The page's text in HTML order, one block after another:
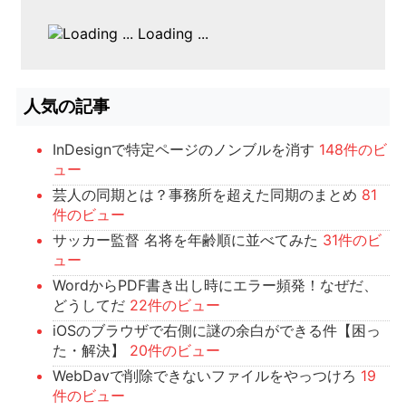
Loading ...
人気の記事
InDesignで特定ページのノンブルを消す 148件のビ
ュー
芸人の同期とは？事務所を超えた同期のまとめ 81
件のビュー
サッカー監督 名将を年齢順に並べてみた 31件のビ
ュー
WordからPDF書き出し時にエラー頻発！なぜだ、
どうしてだ 22件のビュー
iOSのブラウザで右側に謎の余白ができる件【困っ
た・解決】
20件のビュー
WebDavで削除できないファイルをやっつけろ 19
件のビュー